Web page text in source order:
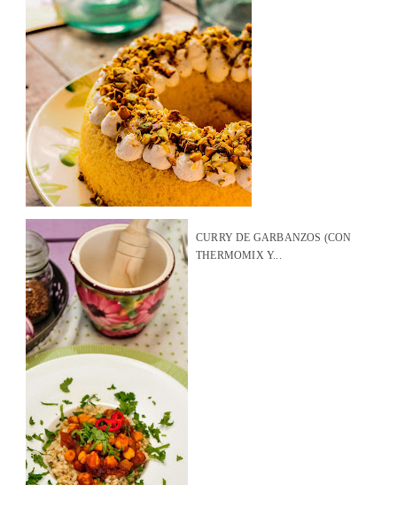
CURRY DE GARBANZOS (CON
THERMOMIX Y...